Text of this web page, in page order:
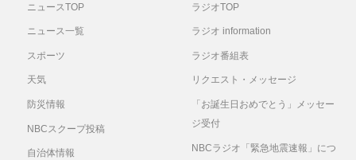
ニュースTOP
ニュース一覧
スポーツ
天気
防災情報
NBCスクープ投稿
自治体情報
ラジオTOP
ラジオ information
ラジオ番組表
リクエスト・メッセージ
「お誕生日おめでとう」メッセー
ジ受付
NBCラジオ「緊急地震速報」につ